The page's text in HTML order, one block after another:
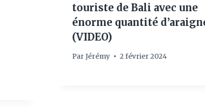
touriste de Bali avec une
énorme quantité
(VIDEO)
Par Jérémy 2 février 2024